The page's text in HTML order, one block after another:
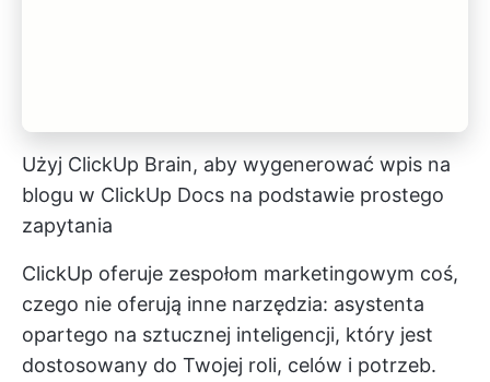
Użyj ClickUp Brain, aby wygenerować wpis na
blogu w ClickUp Docs na podstawie prostego
zapytania
ClickUp oferuje zespołom marketingowym coś,
czego nie oferują inne narzędzia: asystenta
opartego na sztucznej inteligencji, który jest
dostosowany do Twojej roli, celów i potrzeb.